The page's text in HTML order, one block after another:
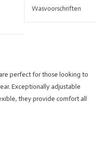
Wasvoorschriften
perfect for those looking to
Exceptionally adjustable
they provide comfort all